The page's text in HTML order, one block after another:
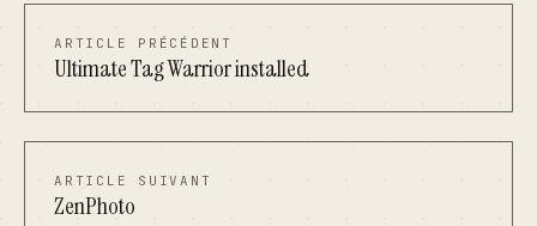
ARTICLE PRÉCÉDENT
Ultimate Tag Warrior installed
ARTICLE SUIVANT
ZenPhoto